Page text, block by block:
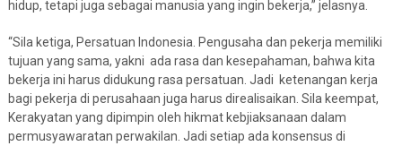
hidup, tetapi juga sebagai manusia yang ingin bekerja,” jelasnya.
“Sila ketiga, Persatuan Indonesia. Pengusaha dan pekerja memiliki
tujuan yang sama, yakni ada rasa dan kesepahaman, bahwa kita
bekerja ini harus didukung rasa persatuan. Jadi ketenangan kerja
bagi pekerja di perusahaan juga harus direalisaikan. Sila keempat,
Kerakyatan yang dipimpin oleh hikmat kebjiaksanaan dalam
permusyawaratan perwakilan. Jadi setiap ada konsensus di